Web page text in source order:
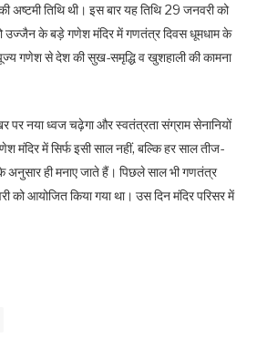
अष्टमी तिथि थी। इस बार यह तिथि 29 जनवरी को
उज्जैन के बड़े गणेश मंदिर में गणतंत्र दिवस धूमधाम के
गणेश से देश की सुख-समृद्धि व खुशहाली की कामना
पर नया ध्वज चढ़ेगा और स्वतंत्रता संग्राम सेनानियों
मंदिर में सिर्फ इसी साल नहीं, बल्कि हर साल तीज-
के अनुसार ही मनाए जाते हैं। पिछले साल भी गणतंत्र
को आयोजित किया गया था। उस दिन मंदिर परिसर में